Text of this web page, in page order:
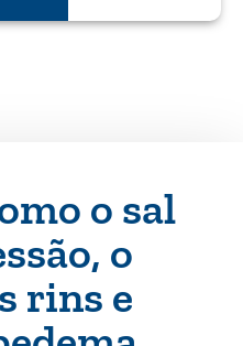
o sal
o
rins e